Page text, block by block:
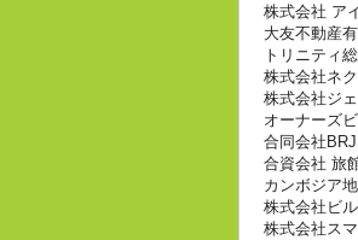
株式会社 ア
大友不動産
トリニティ
株式会社ネ
株式会社ジ
オーナーズ
合同会社BRJ
合資会社 旅
カンボジア
株式会社ビ
株式会社ス